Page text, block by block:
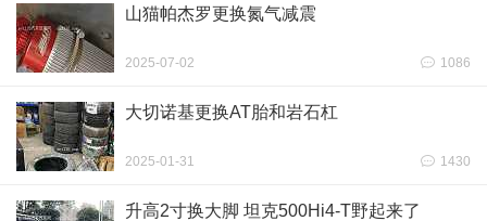
山猫帕杰罗更换氮气减震
2025-07-02 1086
大切诺基更换AT胎和岩石杠
2025-01-31 1430
升高2寸换大脚 坦克500Hi4-T野起来了